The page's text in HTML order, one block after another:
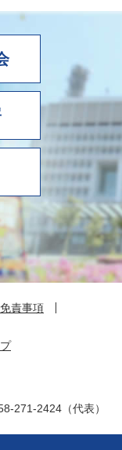
責事項
271-2424（代表）